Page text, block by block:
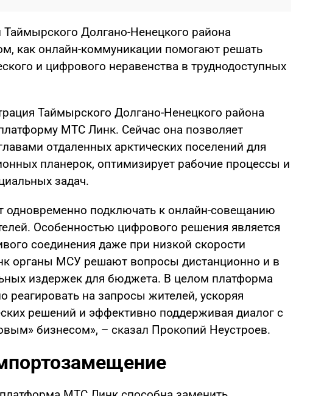
Долгано-Ненецкого района
как онлайн-коммуникации помогают решать
и цифрового неравенства в труднодоступных
Таймырского Долгано-Ненецкого района
МТС Линк. Сейчас она позволяет
отдаленных арктических поселений для
планерок, оптимизирует рабочие процессы и
задач.
одновременно подключать к онлайн-совещанию
Особенностью цифрового решения является
соединения даже при низкой скорости
органы МСУ решают вопросы дистанционно и в
издержек для бюджета. В целом платформа
реагировать на запросы жителей, ускоряя
решений и эффективно поддерживая диалог с
бизнесом», – сказал Прокопий Неустроев.